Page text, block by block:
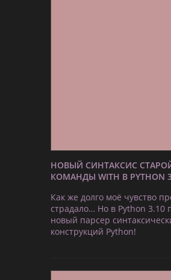
НОВЫЙ СИНТАКСИС
КОМАНДЫ WITH В PYTHON
Как же долго моё чувство
страдало… Но в Python 3.10
новый парсер
конструкций Python!